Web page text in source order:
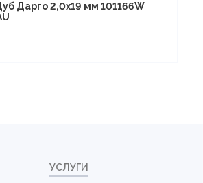
Дарго 2,0х19 мм 101166W
УСЛУГИ